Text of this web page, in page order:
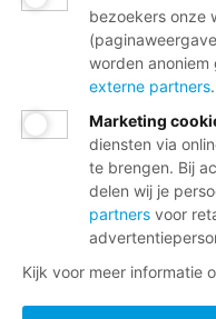
bezoekers onze
worden
externe partners.
Marketing
diensten via
te brengen. Bij
delen wij je
partners voor
Kijk voor meer informatie